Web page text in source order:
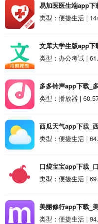
易加医医生端app下
卓版
类型：便捷生活 |
文库大学生版app下
卓版
类型：办公考试 |
多多铃声app下载_
类型：播放器 |
西瓜天气app下载_
类型：便捷生活 |
口袋宝宝app下载_
类型：便捷生活 |
美丽修行app下载_
类型：便捷生活 |